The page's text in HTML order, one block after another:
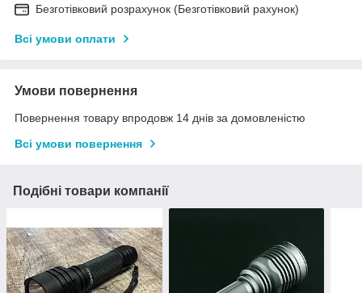
Безготівковий розрахунок (Безготівковий рахунок)
Всі умови оплати
Умови повернення
Повернення товару впродовж 14 днів за домовленістю
Всі умови повернення
Подібні товари компанії